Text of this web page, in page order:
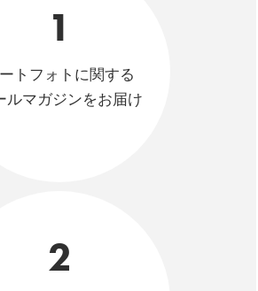
1
トフォトに関する
ルマガジンをお届け
2